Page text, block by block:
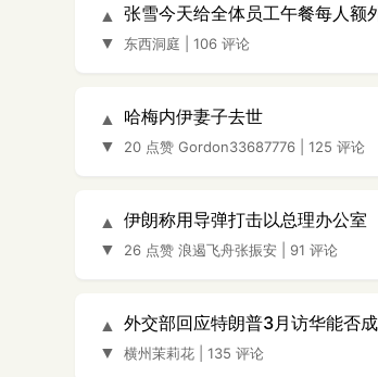
▲
▼
张雪今天给全体员工午餐每人额
东西洞庭 106 评论
▲
▼
哈梅内伊妻子去世
20 点赞 Gordon33687776 125 评论
▲
▼
伊朗称用导弹打击以总理办公室
26 点赞 浪遏飞舟张振安 91 评论
▲
▼
外交部回应特朗普3月访华能否
横州茉莉花 135 评论